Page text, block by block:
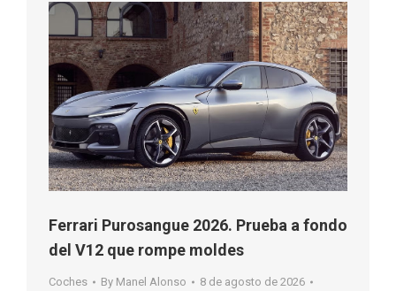
Ferrari Purosangue 2026. Prueba a fondo
del V12 que rompe moldes
Coches By Manel Alonso
8 de agosto de 2026